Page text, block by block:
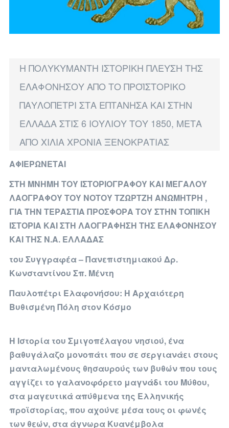
Η ΠΟΛΥΚΥΜΑΝΤΗ ΙΣΤΟΡΙΚΗ ΠΛΕΥΣΗ ΤΗΣ
ΕΛΑΦΟΝΗΣΟΥ ΑΠΟ ΤΟ ΠΡΟΪΣΤΟΡΙΚΟ
ΠΑΥΛΟΠΕΤΡΙ ΣΤΑ ΕΠΤΑΝΗΣΑ ΚΑΙ ΣΤΗΝ
ΕΛΛΑΔΑ ΣΤΙΣ 6 ΙΟΥΛΙΟΥ ΤΟΥ 1850, ΜΕΤΑ
ΑΠΟ ΧΙΛΙΑ ΧΡΟΝΙΑ ΞΕΝΟΚΡΑΤΙΑΣ
ΑΦΙΕΡΩΝΕΤΑΙ
ΣΤΗ ΜΝΗΜΗ ΤΟΥ ΙΣΤΟΡΙΟΓΡΑΦΟΥ ΚΑΙ ΜΕΓΑΛΟΥ
ΛΑΟΓΡΑΦΟΥ ΤΟΥ ΝΟΤΟΥ ΤΖΩΡΤΖΗ ΑΝΩΜΗΤΡΗ ,
ΓΙΑ ΤΗΝ ΤΕΡΑΣΤΙΑ ΠΡΟΣΦΟΡΑ ΤΟΥ ΣΤΗΝ ΤΟΠΙΚΗ
ΙΣΤΟΡΙΑ ΚΑΙ ΣΤΗ ΛΑΟΓΡΑΦΗΣΗ ΤΗΣ ΕΛΑΦΟΝΗΣΟΥ
ΚΑΙ ΤΗΣ Ν.Α. ΕΛΛΑΔΑΣ
του Συγγραφέα – Πανεπιστημιακού Δρ.
Κωνσταντίνου Σπ. Μέντη
Παυλοπέτρι Ελαφονήσου: Η Αρχαιότερη
Βυθισμένη Πόλη στον Κόσμο
Η Ιστορία του Σμιγοπέλαγου νησιού, ένα
βαθυγάλαζο μονοπάτι που σε σεργιανάει στους
μανταλωμένους θησαυρούς των βυθών που τους
αγγίζει το γαλανοφόρετο μαγνάδι του Μύθου,
στα μαγευτικά απύθμενα της Ελληνικής
προϊστορίας, που αχούνε μέσα τους οι φωνές
των θεών, στα άγνωρα Κυανέμβολα